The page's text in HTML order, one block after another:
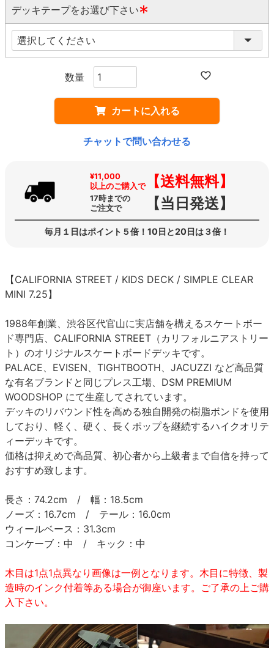
)
デッキテープをお選び下さい
(
須
カートに入れる
チャットで問い合わせる
¥11,000
以上のご購入で【送料無料】
17時までの
ご注文で
【当日発送】
毎月１日はポイント５倍！10日と20日は３倍！
【CALIFORNIA STREET / KIDS DECK / SIMPLE CLEAR
MINI 7.25】
1988年創業、渋谷区代官山に実店舗を構えるスケートボー
ド専門店、CALIFORNIA STREET（カリフォルニアストリー
ト）のオリジナルスケートボードデッキです。
PALACE、EVISEN、TIGHTBOOTH、JACUZZI など高品質
な有名ブランドと同じプレス工場、DSM PREMIUM
WOODSHOP にて生産してされています。
デッキのリバウンド性を高める独自開発の樹脂ボンドを使用
しており、軽く、硬く、長くポップを継続するハイクオリテ
ィーデッキです。
価格は抑えめで高品質、初心者から上級者まで自信を持って
おすすめ致します。
長さ：74.2cm / 幅：18.5cm
ノーズ：16.7cm / テール：16.0cm
ウィールベース：31.3cm
コンケーブ：中 / キック：中
木目は1点1点異なり画像は一例となります。木目に特徴、製
造時のインク付着等ある場合が御座います。ご了承の上ご購
入下さい。